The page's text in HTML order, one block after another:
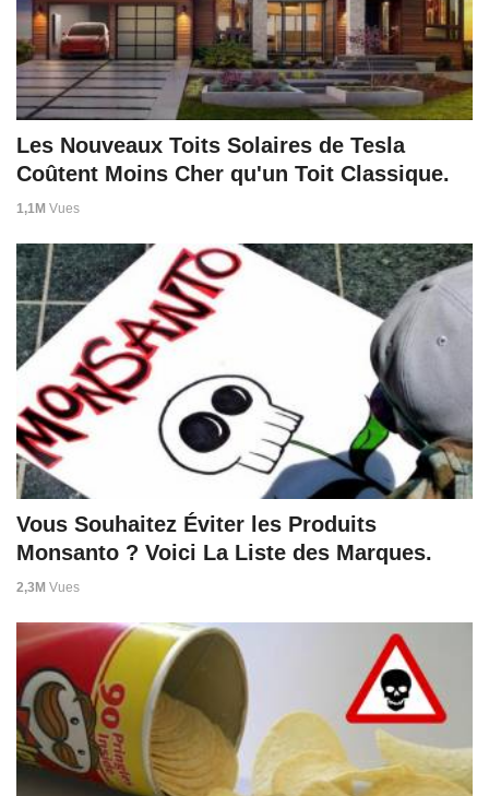
Les Nouveaux Toits Solaires de Tesla
Coûtent Moins Cher qu'un Toit Classique.
1,1M Vues
Vous Souhaitez Éviter les Produits
Monsanto ? Voici La Liste des Marques.
2,3M Vues